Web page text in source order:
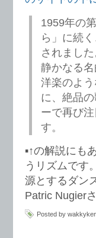
1959年の
ら」に続
されまし
静かなる
洋楽のよ
に、絶品
ーで再び
す。
▪️↑の解説にも
うリズムです
源とするダン
Patric Nugier
Posted by